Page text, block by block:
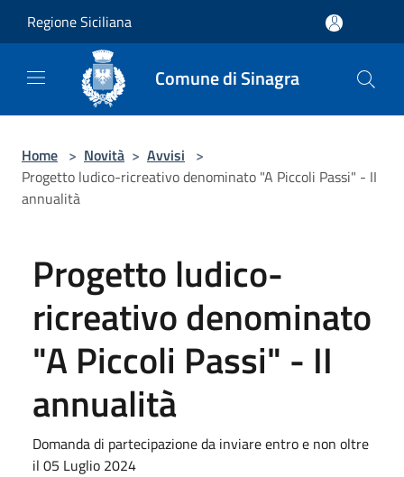
Regione Siciliana
Comune di Sinagra
Home > Novità > Avvisi >
Progetto ludico-ricreativo denominato "A Piccoli Passi" - II
annualità
Progetto ludico-
ricreativo denominato
"A Piccoli Passi" - II
annualità
Domanda di partecipazione da inviare entro e non oltre
il 05 Luglio 2024